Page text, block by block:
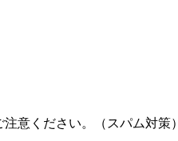
意ください。（スパム対策）